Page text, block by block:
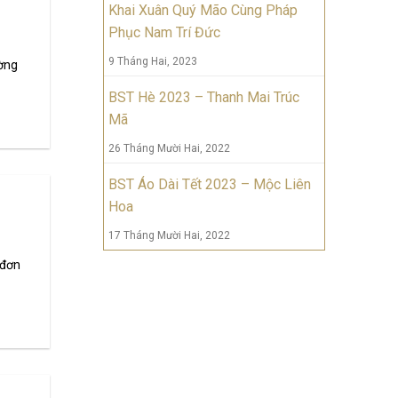
Khai Xuân Quý Mão Cùng Pháp
Phục Nam Trí Đức
9 Tháng Hai, 2023
BST Hè 2023 – Thanh Mai Trúc
Mã
26 Tháng Mười Hai, 2022
BST Áo Dài Tết 2023 – Mộc Liên
Hoa
17 Tháng Mười Hai, 2022